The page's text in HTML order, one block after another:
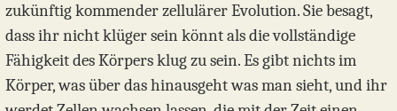
zukünftig kommender zellulärer Evolution. Sie besagt,
dass ihr nicht klüger sein könnt als die vollständige
Fähigkeit des Körpers klug zu sein. Es gibt nichts im
Körper, was über das hinausgeht was man sieht, und ihr